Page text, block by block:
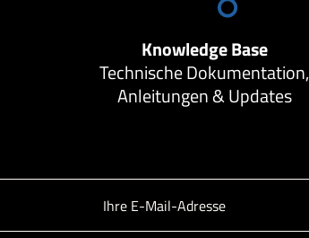
Knowledge Base
Technische Dokumentation,
Anleitungen & Updates